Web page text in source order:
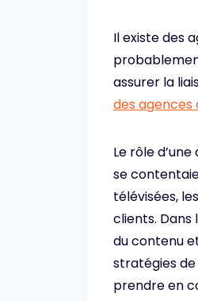
Il existe des
assurer la
des agences
Le rôle
se
télévisées,
clients.
du contenu
stratégies
prendre en